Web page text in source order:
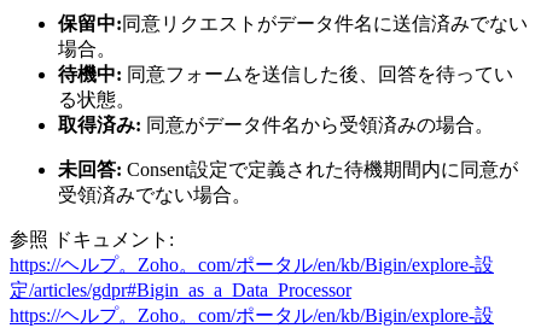
保留中:同意リクエストがデータ件名に送信済みでない
場合。
待機中: 同意フォームを送信した後、回答を待ってい
る状態。
取得済み: 同意がデータ件名から受領済みの場合。
未回答: Consent設定で定義された待機期間内に同意が
受領済みでない場合。
参照 ドキュメント:
https://ヘルプ。Zoho。com/ポータル/en/kb/Bigin/explore-設
定/articles/gdpr#Bigin_as_a_Data_Processor
https://ヘルプ。Zoho。com/ポータル/en/kb/Bigin/explore-設